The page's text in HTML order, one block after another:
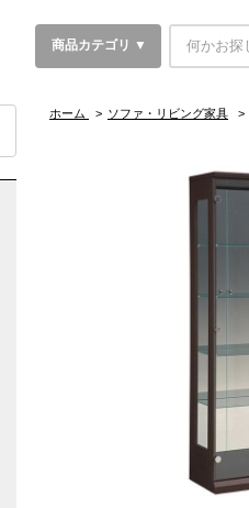
商品カテゴリ ▼
ホーム > ソファ・リビング家具 >